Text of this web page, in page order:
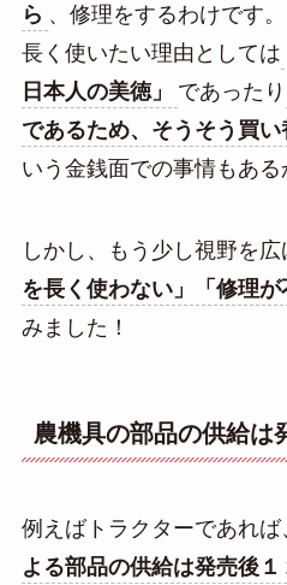
ら 、修理をするわけです。
長く使いたい理由としては
日本人の美徳」
であったり
であるため、そうそう買い
いう金銭面での事情もある
しかし、もう少し視野を広
を長く使わない」「修理が
みました！
農機具の部品の供給
例えばトラクターであれば
よる部品の供給は発売後１